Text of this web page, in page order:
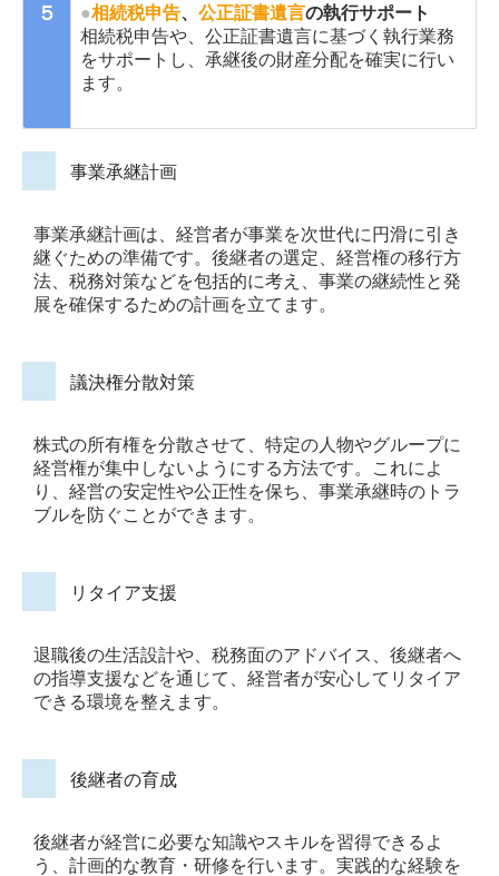
５ ●相続税申告、 公正証書遺言の執行サポート
相続税申告や、公正証書遺言に基づく執行業務
をサポートし、承継後の財産分配を確実に行い
ます。
事業承継計画
事業承継計画は、経営者が事業を次世代に円滑に引き
継ぐための準備です。後継者の選定、経営権の移行方
法、税務対策などを包括的に考え、事業の継続性と発
展を確保するための計画を立てます。
議決権分散対策
株式の所有権を分散させて、特定の人物やグループに
経営権が集中しないようにする方法です。これによ
り、経営の安定性や公正性を保ち、事業承継時のトラ
ブルを防ぐことができます。
リタイア支援
退職後の生活設計や、税務面のアドバイス、後継者へ
の指導支援などを通じて、経営者が安心してリタイア
できる環境を整えます。
後継者の育成
後継者が経営に必要な知識やスキルを習得できるよ
う、計画的な教育・研修を行います。実践的な経験を